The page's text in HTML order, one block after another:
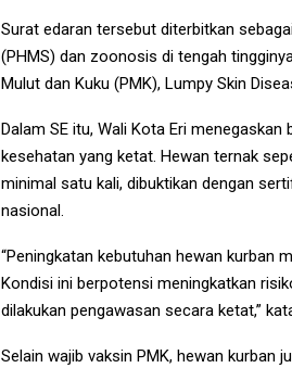
Surat edaran tersebut diterbitkan
(PHMS) dan zoonosis di tengah
Mulut dan Kuku (PMK), Lumpy Skin
Dalam SE itu, Wali Kota Eri
kesehatan yang ketat. Hewan ternak
minimal satu kali, dibuktikan dengan
nasional.
“Peningkatan kebutuhan hewan kurban
Kondisi ini berpotensi meningkatkan
dilakukan pengawasan secara ketat,”
Selain wajib vaksin PMK, hewan kurban